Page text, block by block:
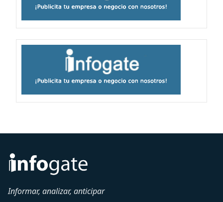
Informar, analizar, anticipar